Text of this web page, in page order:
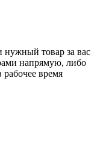
товар за вас
напрямую, либо
время